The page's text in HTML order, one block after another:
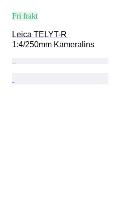
Fri frakt
Leica TELYT-R
1:4/250mm Kameralins